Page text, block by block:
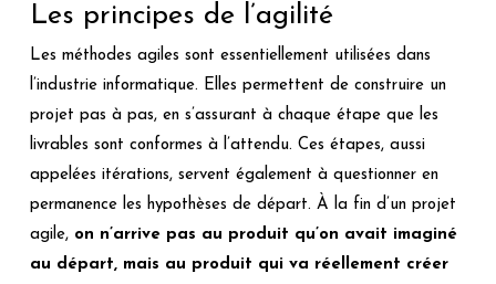
Les principes de l’agilité
Les méthodes agiles sont essentiellement utilisées dans
l’industrie informatique. Elles permettent de construire un
projet pas à pas, en s’assurant à chaque étape que les
livrables sont conformes à l’attendu. Ces étapes, aussi
appelées itérations, servent également à questionner en
permanence les hypothèses de départ. À la fin d’un projet
agile, on n’arrive pas au produit qu’on avait imaginé
au départ, mais au produit qui va réellement créer